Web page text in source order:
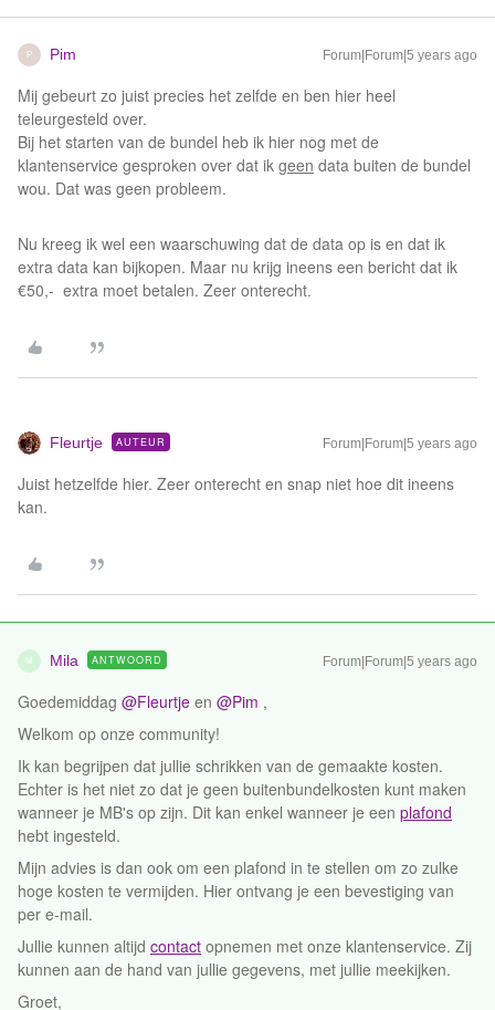
P Pim Forum|Forum|5 years ago
Mij gebeurt zo juist precies het zelfde en ben hier heel
teleurgesteld over.
Bij het starten van de bundel heb ik hier nog met de
klantenservice gesproken over dat ik geen data buiten de bundel
wou. Dat was geen probleem.
Nu kreeg ik wel een waarschuwing dat de data op is en dat ik
extra data kan bijkopen. Maar nu krijg ineens een bericht dat ik
€50,- extra moet betalen. Zeer onterecht.
Fleurtje AUTEUR Forum|Forum|5 years ago
Juist hetzelfde hier. Zeer onterecht en snap niet hoe dit ineens
kan.
M Mila ANTWOORD Forum|Forum|5 years ago
Goedemiddag @Fleurtje en @Pim ,
Welkom op onze community!
Ik kan begrijpen dat jullie schrikken van de gemaakte kosten.
Echter is het niet zo dat je geen buitenbundelkosten kunt maken
wanneer je MB's op zijn. Dit kan enkel wanneer je een plafond
hebt ingesteld.
Mijn advies is dan ook om een plafond in te stellen om zo zulke
hoge kosten te vermijden. Hier ontvang je een bevestiging van
per e-mail.
Jullie kunnen altijd contact opnemen met onze klantenservice. Zij
kunnen aan de hand van jullie gegevens, met jullie meekijken.
Groet,